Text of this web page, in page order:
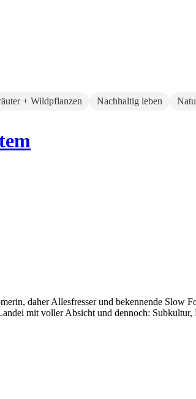
+ Wildpflanzen Nachhaltig leben
daher Allesfresser und bekennende Slow
mit voller Absicht und dennoch: